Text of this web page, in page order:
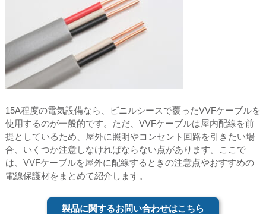
15A程度の電気設備なら、ビニルシースで覆ったVVFケーブルを
使用するのが一般的です。ただ、VVFケーブルは屋内配線を前
提としているため、屋外に照明やコンセント回路を引きたい場
合、いくつか注意しなければならない点があります。ここで
は、VVFケーブルを屋外に配線するときの注意点やおすすめの
電線保護材をまとめて紹介します。
製品に関するお問い合わせはこちら